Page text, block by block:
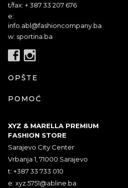
t/fax: + 387 33 207 676
e:
info.abl@fashioncompany.ba
w: sportina.ba
OPŠTE
POMOĆ
XYZ & MARELLA PREMIUM
FASHION STORE
Sarajevo City Center
Vrbanja 1, 71000 Sarajevo
t: +387 33 733 010
e: xyz.5751@abline.ba